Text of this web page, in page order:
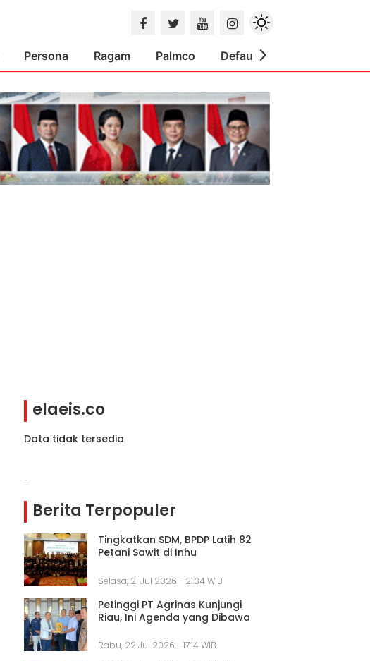
Persona Ragam Palmco Default
elaeis.co
Data tidak tersedia
-
Berita Terpopuler
Tingkatkan SDM, BPDP Latih 82
Petani Sawit di Inhu
Selasa, 21 Jul 2026 - 21:34 WIB
Petinggi PT Agrinas Kunjungi
Riau, Ini Agenda yang Dibawa
Rabu, 22 Jul 2026 - 17:14 WIB